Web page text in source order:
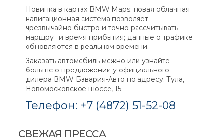
Новинка в картах BMW Maps: новая облачная
навигационная система позволяет
чрезвычайно быстро и точно рассчитывать
маршрут и время прибытия; данные о трафике
обновляются в реальном времени.
Заказать автомобиль можно или узнайте
больше о предложении у официального
дилера BMW Бавария-Авто по адресу: Тула,
Новомосковское шоссе, 15.
Телефон: +7 (4872) 51-52-08
СВЕЖАЯ ПРЕССА